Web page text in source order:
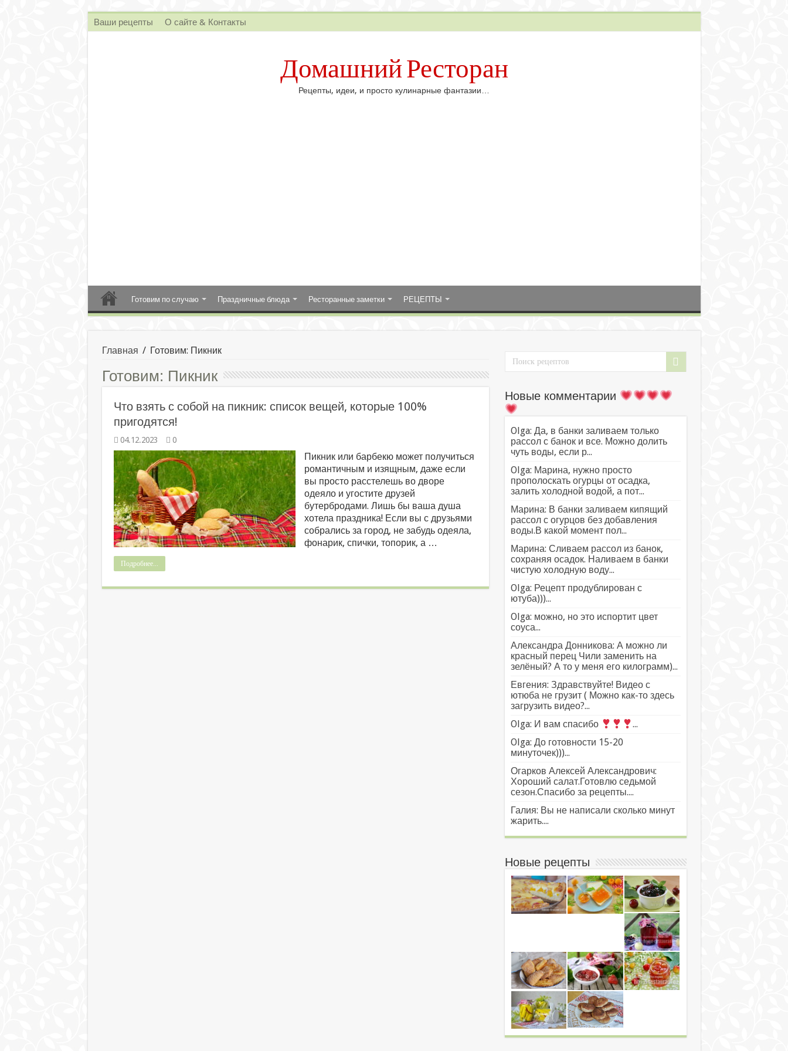
Ваши рецепты О сайте & Контакты
Домашний Ресторан
Рецепты, идеи, и просто кулинарные фантазии…
Готовим по случаю Праздничные блюда Ресторанные заметки РЕЦЕПТЫ
Главная / Готовим: Пикник
Готовим: Пикник
Что взять с собой на пикник: список вещей, которые 100%
пригодятся!
04.12.2023 0
Пикник или барбекю может получиться
романтичным и изящным, даже если
вы просто расстелешь во дворе
одеяло и угостите друзей
бутербродами. Лишь бы ваша душа
хотела праздника! Если вы с друзьями
собрались за город, не забудь одеяла,
фонарик, спички, топорик, а …
Подробнее...
Новые комментарии
Olga: Да, в банки заливаем только
рассол с банок и все. Можно долить
чуть воды, если р...
Olga: Марина, нужно просто
прополоскать огурцы от осадка,
залить холодной водой, а пот...
Марина: В банки заливаем кипящий
рассол с огурцов без добавления
воды.В какой момент пол...
Марина: Сливаем рассол из банок,
сохраняя осадок. Наливаем в банки
чистую холодную воду...
Olga: Рецепт продублирован с
ютуба)))...
Olga: можно, но это испортит цвет
соуса...
Александра Донникова: А можно ли
красный перец Чили заменить на
зелёный? А то у меня его килограмм)...
Евгения: Здравствуйте! Видео с
ютюба не грузит ( Можно как-то здесь
загрузить видео?...
Olga: И вам спасибо
...
Olga: До готовности 15-20
минуточек)))...
Огарков Алексей Александрович:
Хороший салат.Готовлю седьмой
сезон.Спасибо за рецепты....
Галия: Вы не написали сколько минут
жарить....
Новые рецепты